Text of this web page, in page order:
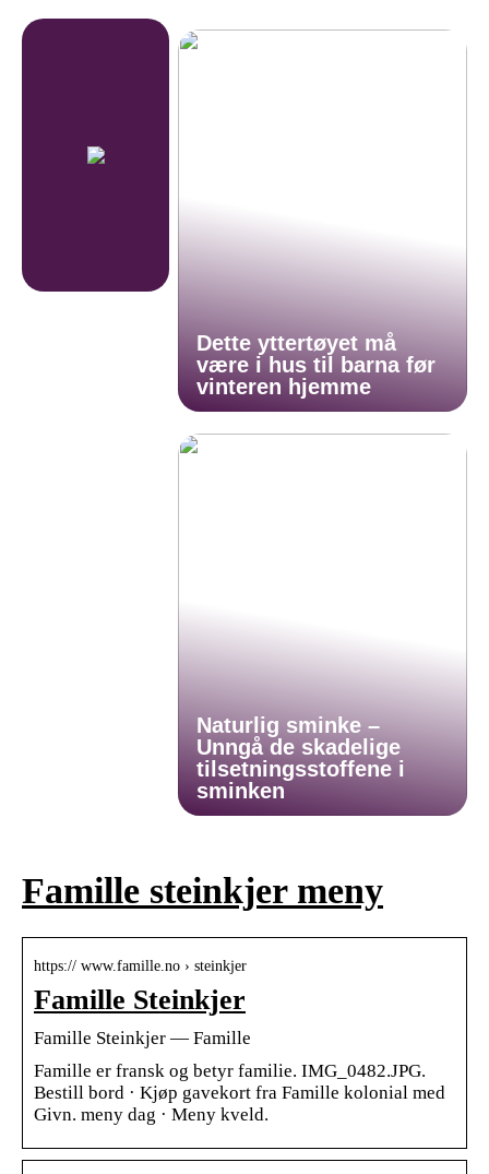
Dette yttertøyet må
være i hus til barna før
vinteren hjemme
Naturlig sminke –
Unngå de skadelige
tilsetningsstoffene i
sminken
Famille steinkjer meny
https:// www.famille.no › steinkjer
Famille Steinkjer
Famille Steinkjer — Famille
Famille er fransk og betyr familie. IMG_0482.JPG.
Bestill bord · Kjøp gavekort fra Famille kolonial med
Givn. meny dag · Meny kveld.